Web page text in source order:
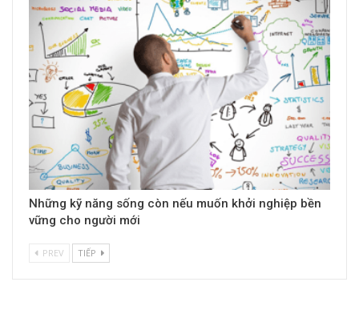
Những kỹ năng sống còn nếu muốn khởi nghiệp bền
vững cho người mới
PREV TIẾP